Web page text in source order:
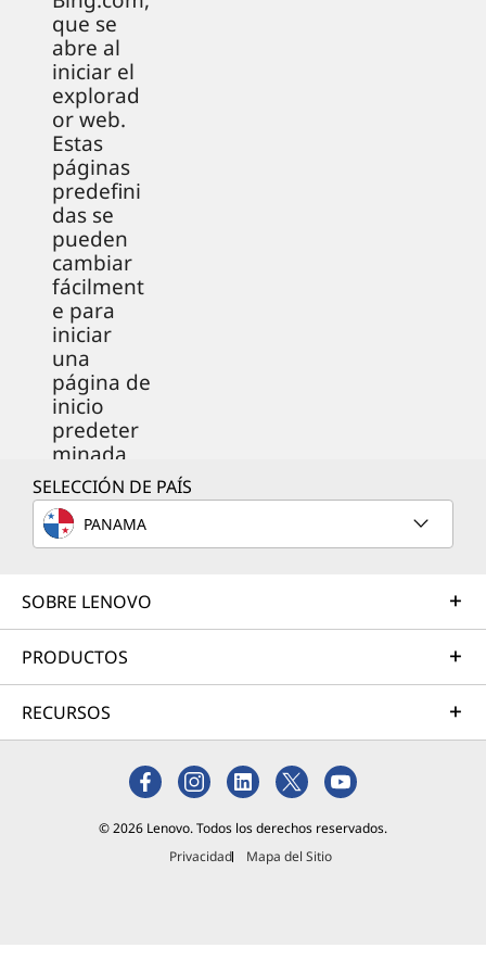
que se
abre al
iniciar el
explorad
or web.
Estas
páginas
predefini
das se
pueden
cambiar
fácilment
e para
iniciar
una
página de
inicio
predeter
minada
de tu
elección.
Los pasos
para
la página
de inicio
predeter
minada
varían
ligerame
nte
dependie
ndo de tu
SELECCIÓN DE PAÍS
PANAMA
SOBRE LENOVO
PRODUCTOS
RECURSOS
© 2026 Lenovo. Todos los derechos reservados.
Privacidad
Mapa del Sitio